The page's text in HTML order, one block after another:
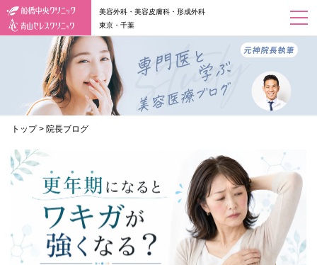
美容外科・美容皮膚科・形成外科
東京・千葉
トップ > 院長ブログ